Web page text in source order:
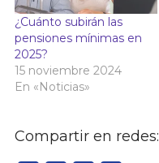
¿Cuánto subirán las
pensiones mínimas en
2025?
15 noviembre 2024
En «Noticias»
Compartir en redes: